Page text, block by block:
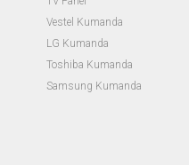
Vestel Kumanda
LG Kumanda
Toshiba Kumanda
Samsung Kumanda